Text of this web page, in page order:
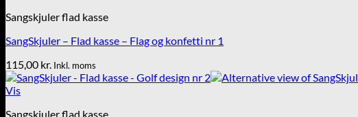
Sangskjuler flad kasse
SangSkjuler – Flad kasse – Flag og konfetti nr 1
115,00 kr. Inkl. moms
Vis
Sangskjuler flad kasse